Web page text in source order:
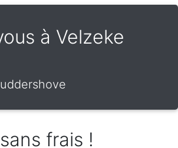
à Velzeke
frais !